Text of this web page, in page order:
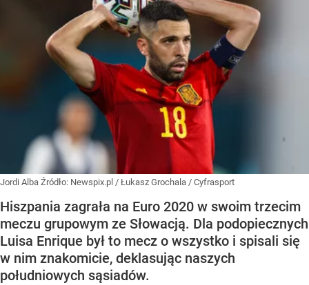
Jordi Alba Źródło: Newspix.pl / Łukasz Grochala / Cyfrasport
Hiszpania zagrała na Euro 2020 w swoim trzecim
meczu grupowym ze Słowacją. Dla podopiecznych
Luisa Enrique był to mecz o wszystko i spisali się
w nim znakomicie, deklasując naszych
południowych sąsiadów.